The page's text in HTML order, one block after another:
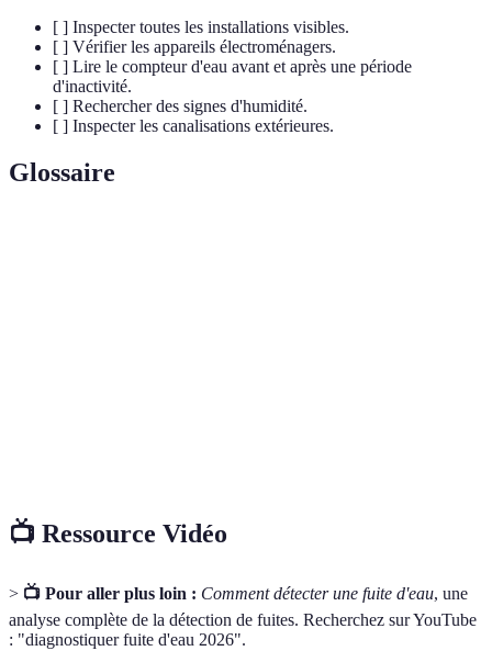
[ ] Inspecter toutes les installations visibles.
[ ] Vérifier les appareils électroménagers.
[ ] Lire le compteur d'eau avant et après une période
d'inactivité.
[ ] Rechercher des signes d'humidité.
[ ] Inspecter les canalisations extérieures.
Glossaire
📺 Ressource Vidéo
> 📺 Pour aller plus loin : Comment détecter une fuite d'eau, une
analyse complète de la détection de fuites. Recherchez sur YouTube
: "diagnostiquer fuite d'eau 2026".